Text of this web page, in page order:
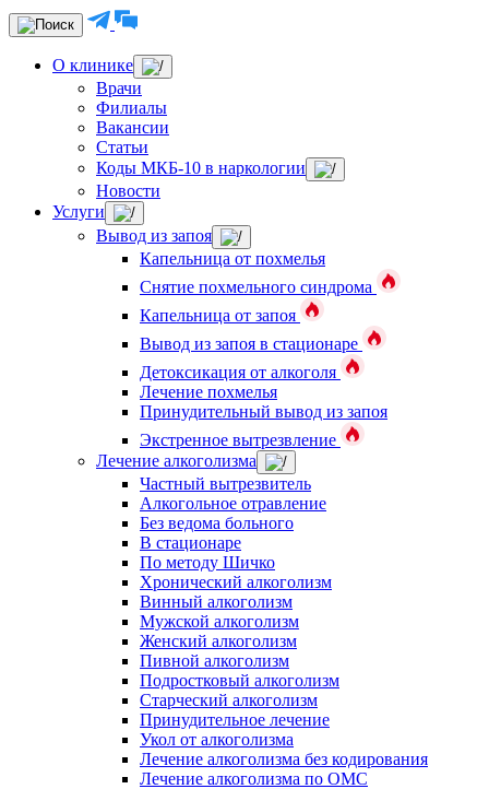
О клинике
Врачи
Филиалы
Вакансии
Статьи
Коды МКБ-10 в наркологии
Новости
Услуги
Вывод из запоя
Капельница от похмелья
Снятие похмельного синдрома
Капельница от запоя
Вывод из запоя в стационаре
Детоксикация от алкоголя
Лечение похмелья
Принудительный вывод из запоя
Экстренное вытрезвление
Лечение алкоголизма
Частный вытрезвитель
Алкогольное отравление
Без ведома больного
В стационаре
По методу Шичко
Хронический алкоголизм
Винный алкоголизм
Мужской алкоголизм
Женский алкоголизм
Пивной алкоголизм
Подростковый алкоголизм
Старческий алкоголизм
Принудительное лечение
Укол от алкоголизма
Лечение алкоголизма без кодирования
Лечение алкоголизма по ОМС